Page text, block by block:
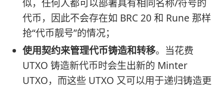
似，任何人都可以部署具有相同名称/符号的
代币，因此不会存在如 BRC 20 和 Rune 那样
抢“代币靓号”的情况；
使用契约来管理代币铸造和转移。当花费
UTXO 铸造新代币时会生出新的 Minter
UTXO，而这些 UTXO 又可以用于递归铸造更